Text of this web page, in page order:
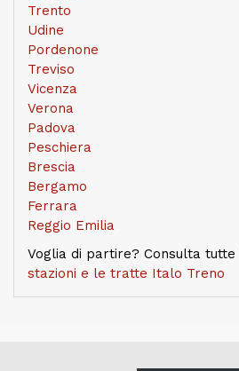
Trento
Udine
Pordenone
Treviso
Vicenza
Verona
Padova
Peschiera
Brescia
Bergamo
Ferrara
Reggio Emilia
Voglia di partire? Consulta tutte
stazioni e le tratte Italo Treno